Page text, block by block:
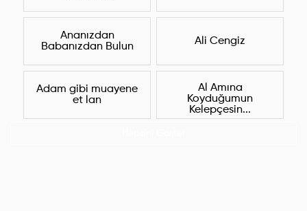
Ananızdan
Babanızdan Bulun
Ali Cengiz
Adam gibi muayene
et lan
Al Amına
Koyduğumun
Kelepçesin...